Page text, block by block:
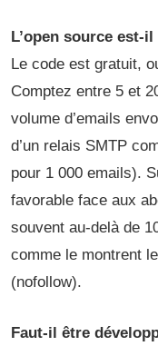
L’open source est-
Le code est gratuit,
Comptez entre 5 et
volume d’emails
d’un relais SMTP
pour 1 000 emails).
favorable face aux
souvent au-delà de
comme le montrent
(nofollow).
Faut-il être